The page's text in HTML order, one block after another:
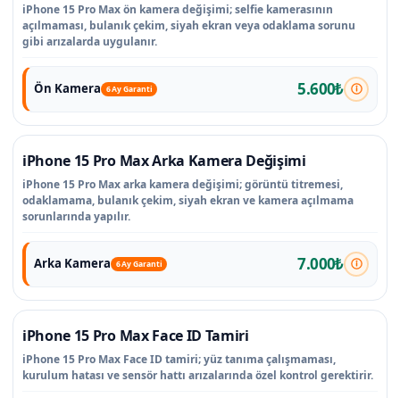
iPhone 15 Pro Max ön kamera değişimi; selfie kamerasının
açılmaması, bulanık çekim, siyah ekran veya odaklama sorunu
gibi arızalarda uygulanır.
Ön Kamera 6 Ay Garanti 5.600₺
iPhone 15 Pro Max Arka Kamera Değişimi
iPhone 15 Pro Max arka kamera değişimi; görüntü titremesi,
odaklamama, bulanık çekim, siyah ekran ve kamera açılmama
sorunlarında yapılır.
Arka Kamera 6 Ay Garanti 7.000₺
iPhone 15 Pro Max Face ID Tamiri
iPhone 15 Pro Max Face ID tamiri; yüz tanıma çalışmaması,
kurulum hatası ve sensör hattı arızalarında özel kontrol gerektirir.